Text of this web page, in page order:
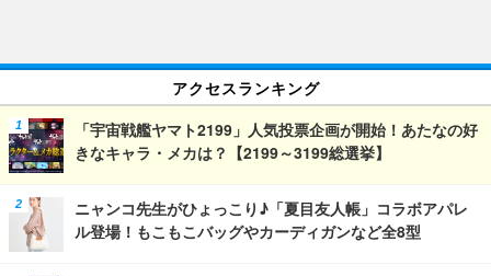
アクセスランキング
「宇宙戦艦ヤマト2199」人気投票企画が開始！あたなの好
きなキャラ・メカは？【2199～3199総選挙】
ニャンコ先生がひょっこり♪「夏目友人帳」コラボアパレ
ル登場！もこもこバッグやカーディガンなど全8型